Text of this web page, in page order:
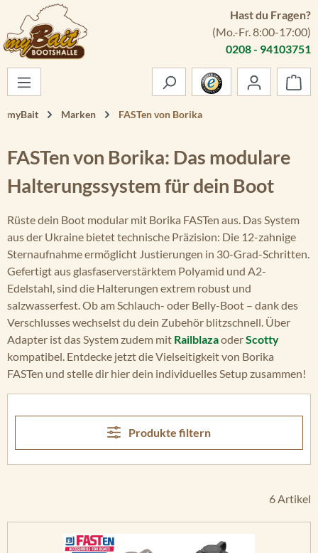
Zum Hauptinhalt springen
Hast du Fragen?
(Mo.-Fr. 8:00-17:00)
0208 - 94103751
myBait Marken FASTen von Borika
FASTen von Borika: Das modulare
Halterungssystem für dein Boot
Rüste dein Boot modular mit Borika FASTen aus. Das System
aus der Ukraine bietet technische Präzision: Die 12-zahnige
Sternaufnahme ermöglicht Justierungen in 30-Grad-Schritten.
Gefertigt aus glasfaserverstärktem Polyamid und A2-
Edelstahl, sind die Halterungen extrem robust und
salzwasserfest. Ob am Schlauch- oder Belly-Boot – dank des
Verschlusses wechselst du dein Zubehör blitzschnell. Über
Adapter ist das System zudem mit RailblazaoderScotty
kompatibel. Entdecke jetzt die Vielseitigkeit von Borika
FASTen und stelle dir hier dein individuelles Setup zusammen!
Produkte filtern
6 Artikel